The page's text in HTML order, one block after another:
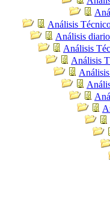
Análisis
Análisis
Análisis
Análisis